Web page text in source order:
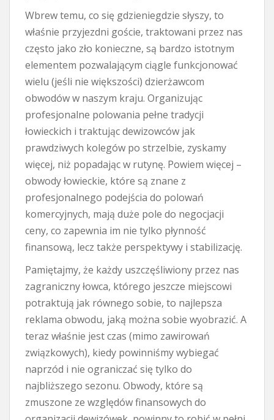
Wbrew temu, co się gdzieniegdzie słyszy, to
właśnie przyjezdni goście, traktowani przez nas
często jako zło konieczne, są bardzo istotnym
elementem pozwalającym ciągle funkcjonować
wielu (jeśli nie większości) dzierżawcom
obwodów w naszym kraju. Organizując
profesjonalne polowania pełne tradycji
łowieckich i traktując dewizowców jak
prawdziwych kolegów po strzelbie, zyskamy
więcej, niż popadając w rutynę. Powiem więcej –
obwody łowieckie, które są znane z
profesjonalnego podejścia do polowań
komercyjnych, mają duże pole do negocjacji
ceny, co zapewnia im nie tylko płynność
finansową, lecz także perspektywy i stabilizację.
Pamiętajmy, że każdy uszczęśliwiony przez nas
zagraniczny łowca, którego jeszcze miejscowi
potraktują jak równego sobie, to najlepsza
reklama obwodu, jaką można sobie wyobrazić. A
teraz właśnie jest czas (mimo zawirowań
związkowych), kiedy powinniśmy wybiegać
naprzód i nie ograniczać się tylko do
najbliższego sezonu. Obwody, które są
zmuszone ze względów finansowych do